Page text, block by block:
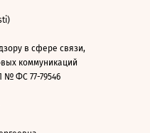
в сфере связи,
коммуникаций
№ ФС 77-79546